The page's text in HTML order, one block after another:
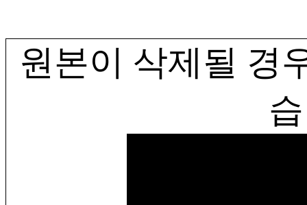
원본이 삭제될 경